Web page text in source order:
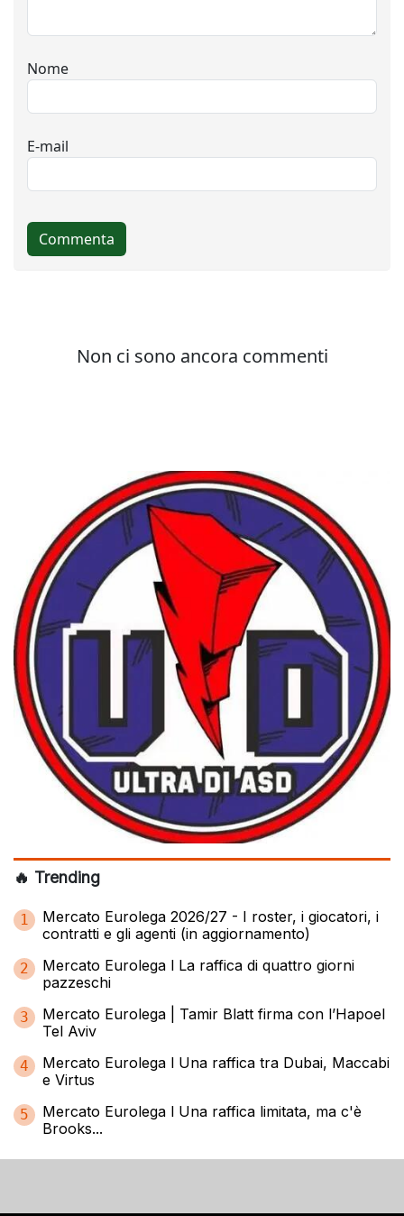
🔥 Trending
1
Mercato Eurolega 2026/27 - I roster, i giocatori, i
contratti e gli agenti (in aggiornamento)
2
Mercato Eurolega l La raffica di quattro giorni
pazzeschi
3
Mercato Eurolega | Tamir Blatt firma con l’Hapoel
Tel Aviv
4
Mercato Eurolega l Una raffica tra Dubai, Maccabi
e Virtus
5
Mercato Eurolega l Una raffica limitata, ma c'è
Brooks...